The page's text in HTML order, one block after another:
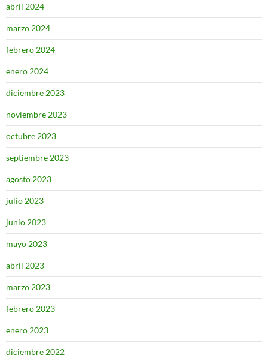
abril 2024
marzo 2024
febrero 2024
enero 2024
diciembre 2023
noviembre 2023
octubre 2023
septiembre 2023
agosto 2023
julio 2023
junio 2023
mayo 2023
abril 2023
marzo 2023
febrero 2023
enero 2023
diciembre 2022